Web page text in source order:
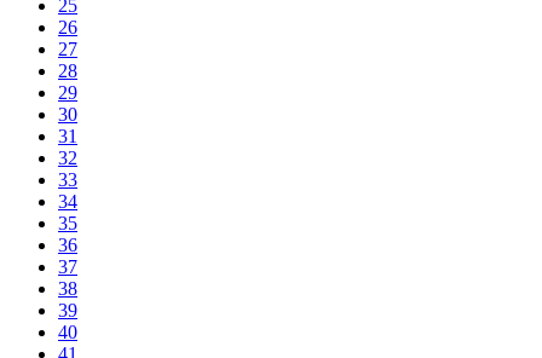
25
26
27
28
29
30
31
32
33
34
35
36
37
38
39
40
41